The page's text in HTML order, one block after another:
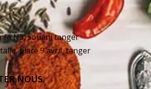
N3, souani tanger
place 9 avril, tanger
NOUS